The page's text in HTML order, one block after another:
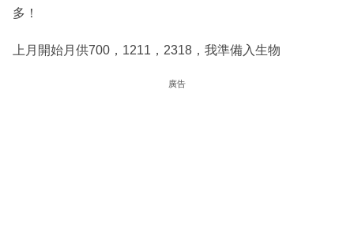
多！
上月開始月供700，1211，2318，我準備入生物
廣告